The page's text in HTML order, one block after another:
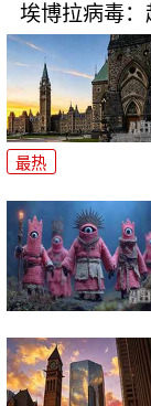
埃博拉病毒
最热